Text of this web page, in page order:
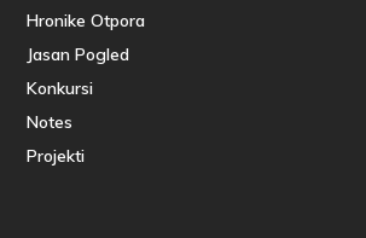
Hronike Otpora
Jasan Pogled
Konkursi
Notes
Projekti